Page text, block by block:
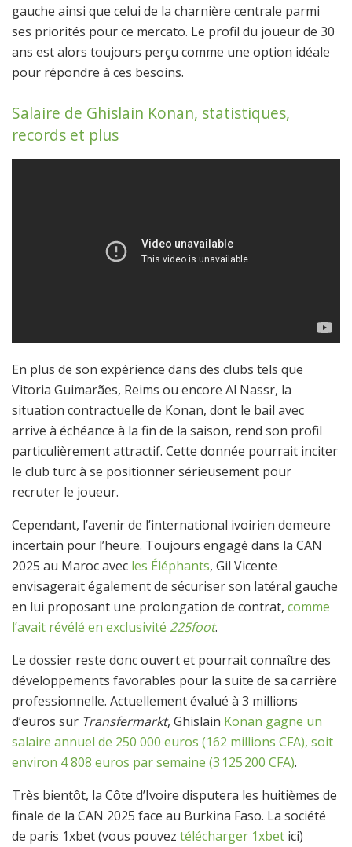
gauche ainsi que celui de la charnière centrale parmi
ses priorités pour ce mercato. Le profil du joueur de 30
ans est alors toujours perçu comme une option idéale
pour répondre à ces besoins.
Salaire de Ghislain Konan, statistiques,
records et plus
En plus de son expérience dans des clubs tels que
Vitoria Guimarães, Reims ou encore Al Nassr, la
situation contractuelle de Konan, dont le bail avec
arrive à échéance à la fin de la saison, rend son profil
particulièrement attractif. Cette donnée pourrait inciter
le club turc à se positionner sérieusement pour
recruter le joueur.
Cependant, l’avenir de l’international ivoirien demeure
incertain pour l’heure. Toujours engagé dans la CAN
2025 au Maroc avec les Éléphants, Gil Vicente
envisagerait également de sécuriser son latéral gauche
en lui proposant une prolongation de contrat, comme
l’avait révélé en exclusivité 225foot.
Le dossier reste donc ouvert et pourrait connaître des
développements favorables pour la suite de sa carrière
professionnelle. Actuellement évalué à 3 millions
d’euros sur Transfermarkt, Ghislain Konan gagne un
salaire annuel de 250 000 euros (162 millions CFA), soit
environ 4 808 euros par semaine (3 125 200 CFA).
Très bientôt, la Côte d’Ivoire disputera les huitièmes de
finale de la CAN 2025 face au Burkina Faso. La société
de paris 1xbet (vous pouvez télécharger 1xbet ici)